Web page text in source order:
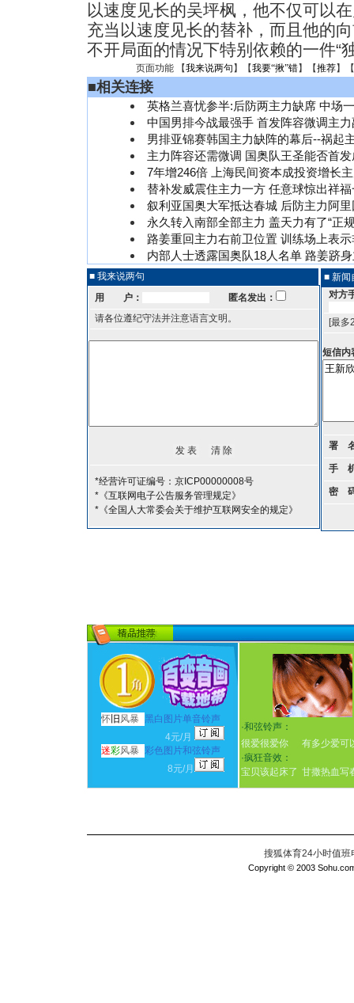
以速度见长的吴坪枫，他不仅可以
充当以速度见长的替补，而且他的
不开局面的情况下特别依赖的一件“
页面功能 【我来说两句 】【我要“揪”错】【推荐】
■相关连接
英格兰喜忧参半:后防两主力缺席 中场
中国男排今战最强手 首发阵容微调主
男排亚锦赛韩国主力缺阵的幕后--祸起
主力阵容还需微调 国奥队王圣能否首
7年增246倍 上海民间资本成投资增长
替补发威震住主力一方 任意球惊出祥
叙利亚国奥大军抵达春城 后防主力阿
永久转入南部全部主力 盖天力有了“正
路姜重回主力右前卫位置 训练场上表
内部人士透露国奥队18人名单 路姜跻
■ 我来说两句
用 户：
匿名发出：
请各位遵纪守法并注意语言文明。
*经营许可证编号：京ICP00000008号
*《互联网电子公告服务管理规定》
*《全国人大常委会关于维护互联网安全的规定》
■ 新闻
对方
[最多
短信内
署
手
密
怀 旧 风暴
黑白图片单音铃声
4元/月
迷彩风暴 彩色图片和弦铃声
8元/月
·和弦铃声：
很爱很爱你
有多少爱可
·疯狂音效：
宝贝该起床了 甘撒热血写
搜狐体育24小时值
Copyright © 2003